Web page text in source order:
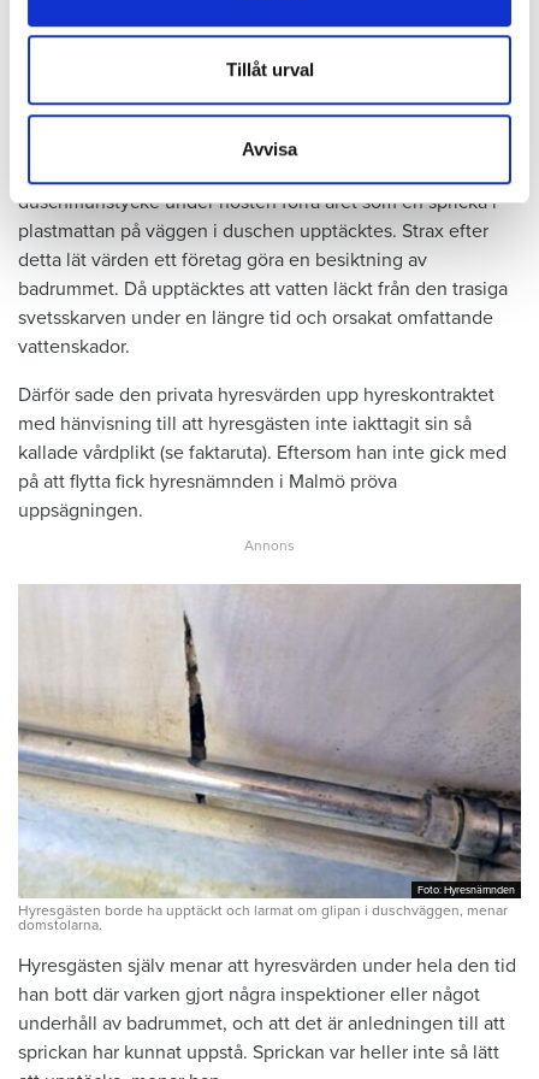
annons- och analysföretag som vi samarbetar med.
Dessa kan i sin tur kombinera informationen med annan
information som du har tillhandahållit eller som de har
samlat in när du har använt deras tjänster.
Tillåt urval
Avvisa
1995 men måste nu flytta sedan hans kontrakt prövats både
i hyresnämnden och i hovrätten.
duschmunstycke under hösten förra året som en spricka i
plastmattan på väggen i duschen upptäcktes. Strax efter
detta lät värden ett företag göra en besiktning av
badrummet. Då upptäcktes att vatten läckt från den trasiga
svetsskarven under en längre tid och orsakat omfattande
vattenskador.
Därför sade den privata hyresvärden upp hyreskontraktet
med hänvisning till att hyresgästen inte iakttagit sin så
kallade vårdplikt (se faktaruta). Eftersom han inte gick med
på att flytta fick hyresnämnden i Malmö pröva
uppsägningen.
Foto: Hyresnämnden
Foto: Hyresnämnden
Hyresgästen borde ha upptäckt och larmat om glipan i duschväggen, menar
domstolarna.
Hyresgästen själv menar att hyresvärden under hela den tid
han bott där varken gjort några inspektioner eller något
underhåll av badrummet, och att det är anledningen till att
sprickan har kunnat uppstå. Sprickan var heller inte så lätt